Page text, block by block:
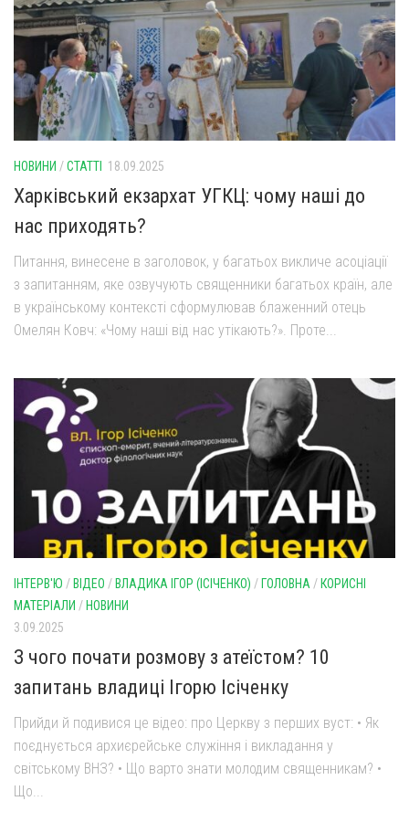
НОВИНИ /СТАТТІ 18.09.2025
Харківський екзархат УГКЦ: чому наші до
нас приходять?
Питання, винесене в заголовок, у багатьох викличе асоціації
з запитанням, яке озвучують священники багатьох країн, але
в українському контексті сформулював блаженний отець
Омелян Ковч: «Чому наші від нас утікають?». Проте...
ІНТЕРВ'Ю / ВІДЕО / ВЛАДИКА ІГОР (ІСІЧЕНКО) / ГОЛОВНА / КОРИСНІ
МАТЕРІАЛИ / НОВИНИ
3.09.2025
З чого почати розмову з атеїстом? 10
запитань владиці Ігорю Ісіченку
Прийди й подивися це відео: про Церкву з перших вуст: • Як
поєднується архиєрейське служіння і викладання у
світському ВНЗ? • Що варто знати молодим священникам? •
Що...